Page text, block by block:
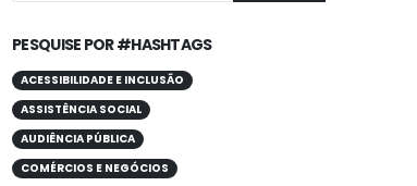
PESQUISE POR #HASHTAGS
ACESSIBILIDADE E INCLUSÃO
ASSISTÊNCIA SOCIAL
AUDIÊNCIA PÚBLICA
COMÉRCIOS E NEGÓCIOS